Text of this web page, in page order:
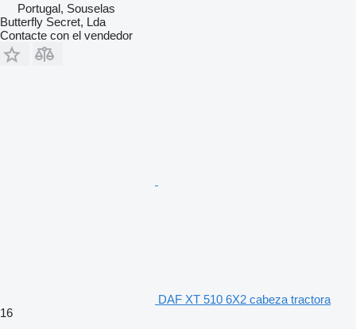
Portugal, Souselas
Butterfly Secret, Lda
Contacte con el vendedor
DAF XT 510 6X2 cabeza tractora
16